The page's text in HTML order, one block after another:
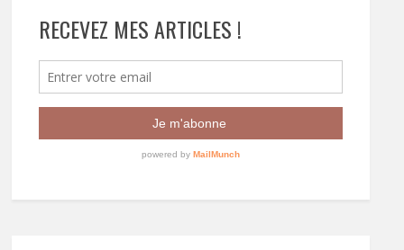
RECEVEZ MES ARTICLES !